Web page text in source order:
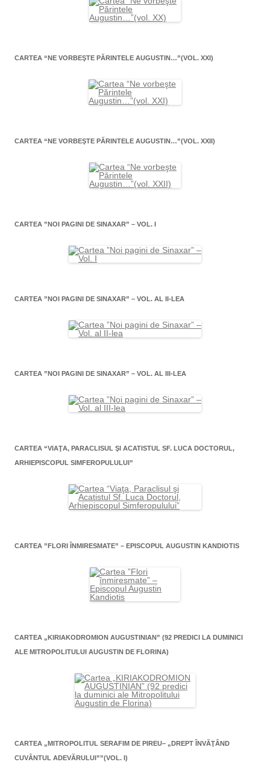
CARTEA “NE VORBEŞTE PĂRINTELE AUGUSTIN…”(VOL. XXI)
CARTEA “NE VORBEŞTE PĂRINTELE AUGUSTIN…”(VOL. XXII)
CARTEA ”NOI PAGINI DE SINAXAR” – VOL. I
CARTEA ”NOI PAGINI DE SINAXAR” – VOL. AL II-LEA
CARTEA ”NOI PAGINI DE SINAXAR” – VOL. AL III-LEA
CARTEA “VIAŢA, PARACLISUL ŞI ACATISTUL SF. LUCA DOCTORUL,
ARHIEPISCOPUL SIMFEROPULULUI”
CARTEA ”FLORI ÎNMIRESMATE” – EPISCOPUL AUGUSTIN KANDIOTIS
CARTEA „KIRIAKODROMION AUGUSTINIAN” (92 PREDICI LA DUMINICI
ALE MITROPOLITULUI AUGUSTIN DE FLORINA)
CARTEA „MITROPOLITUL SERAFIM DE PIREU– „DREPT ÎNVĂŢÂND
CUVÂNTUL ADEVĂRULUI””(VOL. I)